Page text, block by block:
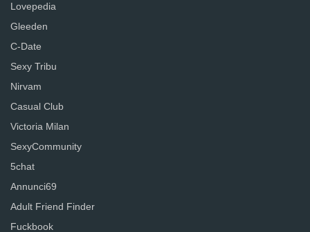
Lovepedia
Gleeden
C-Date
Sexy Tribu
Nirvam
Casual Club
Victoria Milan
SexyCommunity
5chat
Annunci69
Adult Friend Finder
Fuckbook